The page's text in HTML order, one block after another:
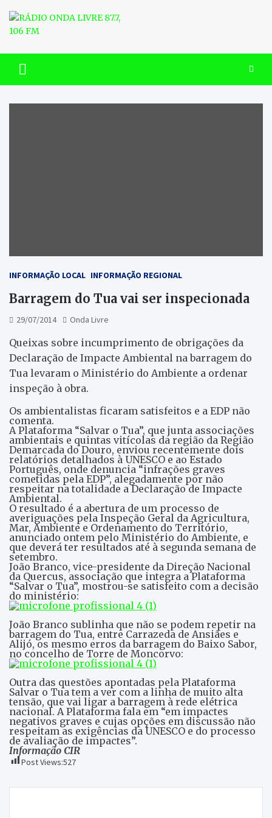
content
RÁDIO ONDA LIVRE 87.7, 106
FM
INFORMAÇÃO LOCAL INFORMAÇÃO REGIONAL
Barragem do Tua vai ser inspecionada
29/07/2014 Onda Livre
Queixas sobre incumprimento de obrigações da
Declaração de Impacte Ambiental na barragem do
Tua levaram o Ministério do Ambiente a ordenar
inspeção à obra.
Os ambientalistas ficaram satisfeitos e a EDP não
comenta.
A Plataforma “Salvar o Tua”, que junta associações
ambientais e quintas vitícolas da região da Região
Demarcada do Douro, enviou recentemente dois
relatórios detalhados à UNESCO e ao Estado
Português, onde denuncia “infrações graves
cometidas pela EDP”, alegadamente por não
respeitar na totalidade a Declaração de Impacte
Ambiental.
O resultado é a abertura de um processo de
averiguações pela Inspeção Geral da Agricultura,
Mar, Ambiente e Ordenamento do Território,
anunciado ontem pelo Ministério do Ambiente, e
que deverá ter resultados até à segunda semana de
setembro.
João Branco, vice-presidente da Direção Nacional
da Quercus, associação que integra a Plataforma
“Salvar o Tua”, mostrou-se satisfeito com a decisão
do ministério:
João Branco sublinha que não se podem repetir na
barragem do Tua, entre Carrazeda de Ansiães e
Alijó, os mesmo erros da barragem do Baixo Sabor,
no concelho de Torre de Moncorvo:
Outra das questões apontadas pela Plataforma
Salvar o Tua tem a ver com a linha de muito alta
tensão, que vai ligar a barragem à rede elétrica
nacional. A Plataforma fala em “em impactes
negativos graves e cujas opções em discussão não
respeitam as exigências da UNESCO e do processo
de avaliação de impactes”.
Informação CIR
Post Views:527